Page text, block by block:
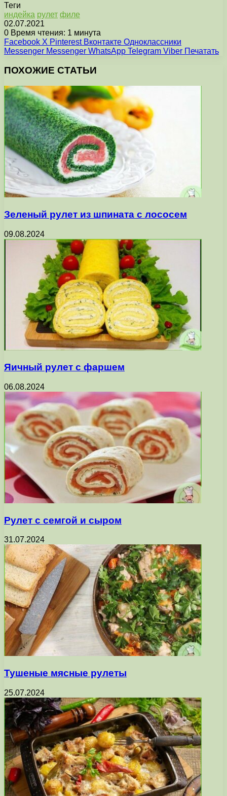
Теги
индейка рулет филе
02.07.2021
0 Время чтения: 1 минута
Facebook X Pinterest Вконтакте Одноклассники
Messenger Messenger WhatsApp Telegram Viber Печатать
ПОХОЖИЕ СТАТЬИ
Зеленый рулет из шпината с лососем
09.08.2024
Яичный рулет с фаршем
06.08.2024
Рулет с семгой и сыром
31.07.2024
Тушеные мясные рулеты
25.07.2024